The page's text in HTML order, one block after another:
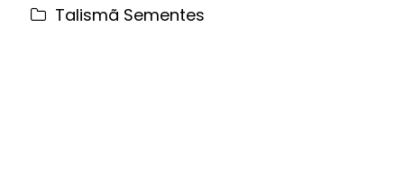
Talismã Sementes